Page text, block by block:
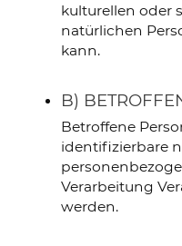
kulturellen oder
natürlichen
kann.
B)
Betroffene
identifizierbare
Verarbeitung
werden.